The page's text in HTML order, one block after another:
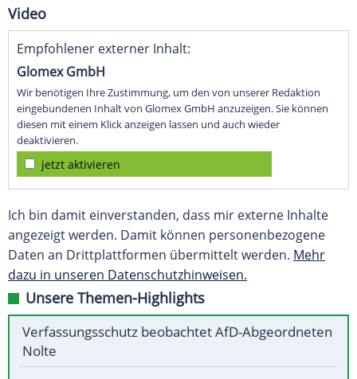
Video
Empfohlener externer Inhalt:
Glomex GmbH
Wir benötigen Ihre Zustimmung, um den von unserer Redaktion
eingebundenen Inhalt von Glomex GmbH anzuzeigen. Sie können
diesen mit einem Klick anzeigen lassen und auch wieder
deaktivieren.
jetzt aktivieren
Ich bin damit einverstanden, dass mir externe Inhalte
angezeigt werden. Damit können personenbezogene
Daten an Drittplattformen übermittelt werden. Mehr
dazu in unseren Datenschutzhinweisen.
Unsere Themen-Highlights
Verfassungsschutz beobachtet AfD-Abgeordneten
Nolte